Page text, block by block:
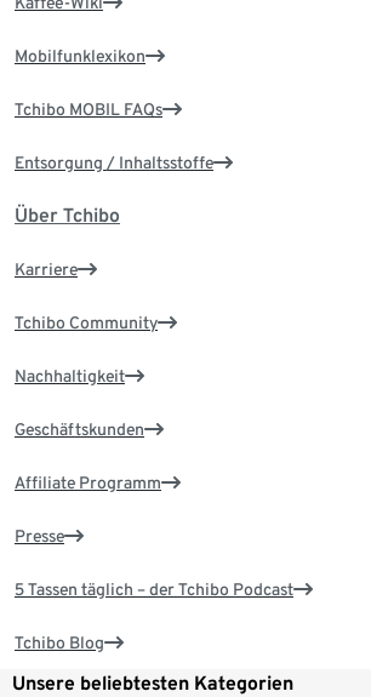
Mobilfunklexikon
Tchibo MOBIL FAQs
Entsorgung / Inhaltsstoffe
Über Tchibo
Karriere
Tchibo Community
Nachhaltigkeit
Geschäftskunden
Affiliate Programm
Presse
5 Tassen täglich – der Tchibo Podcast
Tchibo Blog
Unsere beliebtesten Kategorien